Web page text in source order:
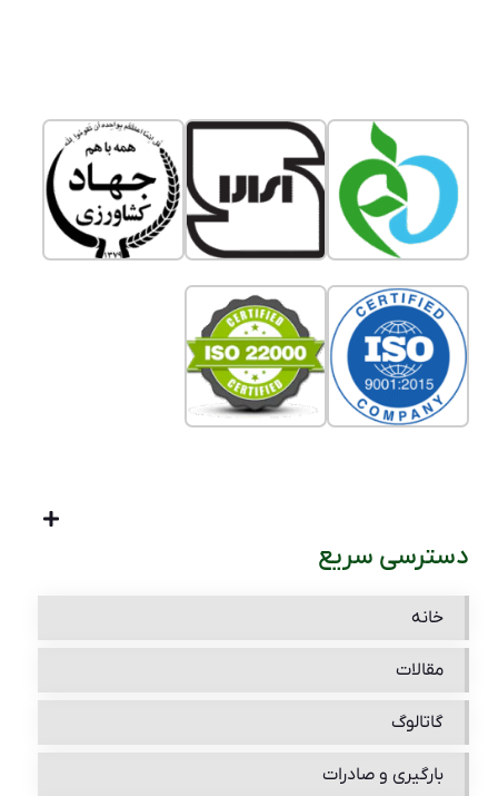
دسترسی سریع
خانه
مقالات
گاتالوگ
بارگیری و صادرات